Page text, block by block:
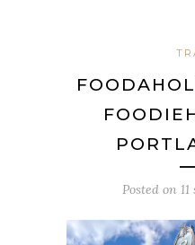
Posted on